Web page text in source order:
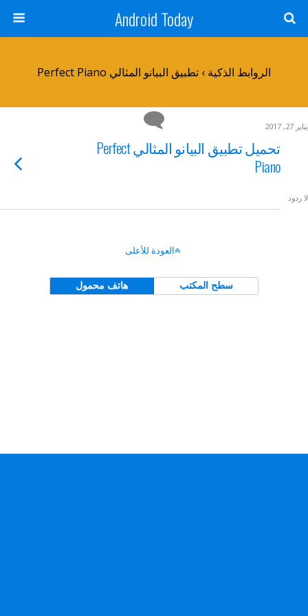
Android Today
الروابط الذكية › تطبيق البيانو المثالي Perfect Piano
يناير 27, 2017
تحميل تطبيق البيانو المثالي Perfect
Piano
لا ردود
العودة للأعلى
هاتف محمول سطح المكتب